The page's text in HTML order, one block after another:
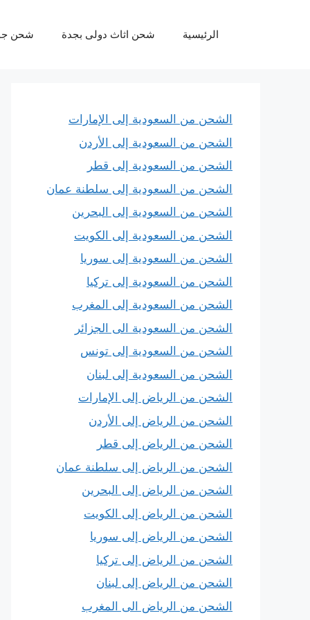
الرئيسية شحن اثاث دولى بجدة شحن
الشحن من السعودية إلى الإمارات
الشحن من السعودية إلى الأردن
الشحن من السعودية إلى قطر
الشحن من السعودية إلى سلطنة عمان
الشحن من السعودية إلى البحرين
الشحن من السعودية إلى الكويت
الشحن من السعودية إلى سوريا
الشحن من السعودية إلى تركيا
الشحن من السعودية إلى المغرب
الشحن من السعودية الى الجزائر
الشحن من السعودية إلى تونس
الشحن من السعودية إلى لبنان
الشحن من الرياض إلى الإمارات
الشحن من الرياض إلى الأردن
الشحن من الرياض إلى قطر
الشحن من الرياض إلى سلطنة عمان
الشحن من الرياض إلى البحرين
الشحن من الرياض إلى الكويت
الشحن من الرياض إلى سوريا
الشحن من الرياض إلى تركيا
الشحن من الرياض إلى لبنان
الشحن من الرياض الى المغرب